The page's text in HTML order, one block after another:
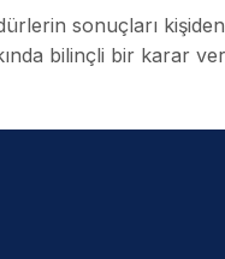
sonuçları
bilinçli bir karar